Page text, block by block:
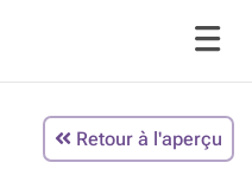
Retour à l'aperçu